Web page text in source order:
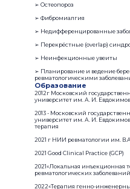
➢ Остеопороз
➢ Фибромиалгия
➢ Недифференцированные
➢ Перекрёстные (overlap)
➢ Неинфекционные увеиты
➢ Планирование и ведение
ревматологическими
Образование
2012г Московский
университет им. А. И.
2013 - Московский
университет им. А. И.
терапия
2021 г НИИ ревматологии им.
2021 Good Clinical Practice (GCP)
2021«Локальная инъекционная
ревматологических
2022«Терапия генно-